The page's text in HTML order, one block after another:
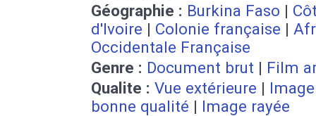
Géographie : Burkina Faso |
d'Ivoire | Colonie française |
Occidentale Française
Genre : Document brut | Film
Qualite : Vue extérieure |
bonne qualité | Image rayée